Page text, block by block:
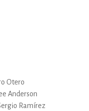
Otero
Anderson
Ramírez